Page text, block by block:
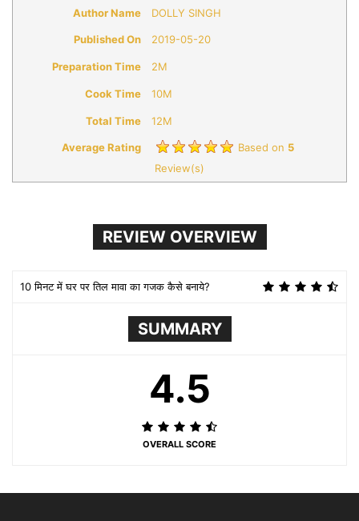
Author Name DOLLY SINGH
Published On 2019-05-20
Preparation Time 2M
Cook Time 10M
Total Time 12M
Average Rating Based on 5
Review(s)
REVIEW OVERVIEW
10 मिनट में घर पर तिल मावा का गजक कैसे बनाये?
SUMMARY
4.5
OVERALL SCORE